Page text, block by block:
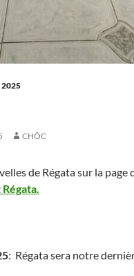
2025
CHÔC
de Régata sur la page
: Régata sera notre